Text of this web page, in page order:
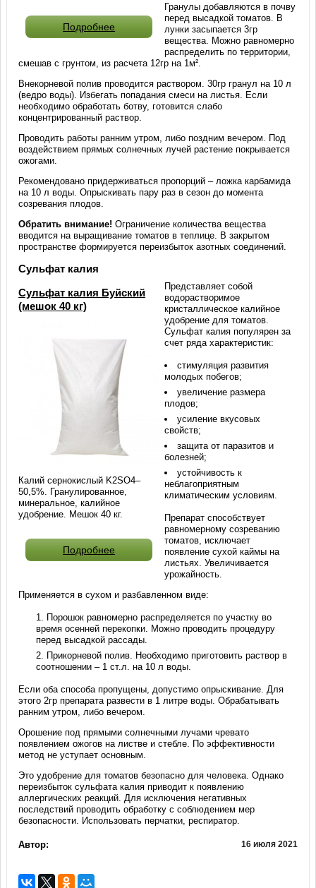
Подробнее
Гранулы добавляются в почву
перед высадкой томатов. В
лунки засыпается 3гр
вещества. Можно равномерно
распределить по территории,
смешав с грунтом, из расчета 12гр на 1м².
Внекорневой полив проводится раствором. 30гр гранул на 10 л
(ведро воды). Избегать попадания смеси на листья. Если
необходимо обработать ботву, готовится слабо
концентрированный раствор.
Проводить работы ранним утром, либо поздним вечером. Под
воздействием прямых солнечных лучей растение покрывается
ожогами.
Рекомендовано придерживаться пропорций – ложка карбамида
на 10 л воды. Опрыскивать пару раз в сезон до момента
созревания плодов.
Обратить внимание!Ограничение количества вещества
вводится на выращивание томатов в теплице. В закрытом
пространстве формируется переизбыток азотных соединений.
Сульфат калия
Сульфат калия Буйский
(мешок 40 кг)
Калий сернокислый K2SO4–
50,5%. Гранулированное,
минеральное, калийное
удобрение. Мешок 40 кг.
Подробнее
Представляет собой
водорастворимое
кристаллическое калийное
удобрение для томатов.
Сульфат калия популярен за
счет ряда характеристик:
стимуляция развития
молодых побегов;
увеличение размера
плодов;
усиление вкусовых
свойств;
защита от паразитов и
болезней;
устойчивость к
неблагоприятным
климатическим условиям.
Препарат способствует
равномерному созреванию
томатов, исключает
появление сухой каймы на
листьях. Увеличивается
урожайность.
Применяется в сухом и разбавленном виде:
Порошок равномерно распределяется по участку во
время осенней перекопки. Можно проводить процедуру
перед высадкой рассады.
Прикорневой полив. Необходимо приготовить раствор в
соотношении – 1 ст.л. на 10 л воды.
Если оба способа пропущены, допустимо опрыскивание. Для
этого 2гр препарата развести в 1 литре воды. Обрабатывать
ранним утром, либо вечером.
Орошение под прямыми солнечными лучами чревато
появлением ожогов на листве и стебле. По эффективности
метод не уступает основным.
Это удобрение для томатов безопасно для человека. Однако
переизбыток сульфата калия приводит к появлению
аллергических реакций. Для исключения негативных
последствий проводить обработку с соблюдением мер
безопасности. Использовать перчатки, респиратор.
16 июля 2021
Автор: